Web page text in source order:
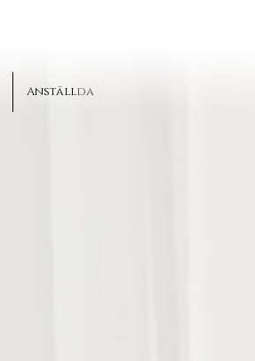
Anställda